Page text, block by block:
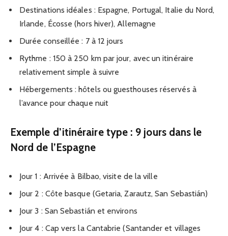
Destinations idéales : Espagne, Portugal, Italie du Nord,
Irlande, Écosse (hors hiver), Allemagne
Durée conseillée : 7 à 12 jours
Rythme : 150 à 250 km par jour, avec un itinéraire
relativement simple à suivre
Hébergements : hôtels ou guesthouses réservés à
l’avance pour chaque nuit
Exemple d’itinéraire type : 9 jours dans le
Nord de l’Espagne
Jour 1 : Arrivée à Bilbao, visite de la ville
Jour 2 : Côte basque (Getaria, Zarautz, San Sebastián)
Jour 3 : San Sebastián et environs
Jour 4 : Cap vers la Cantabrie (Santander et villages